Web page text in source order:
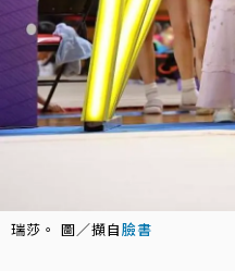
瑞莎。 圖／擷自臉書